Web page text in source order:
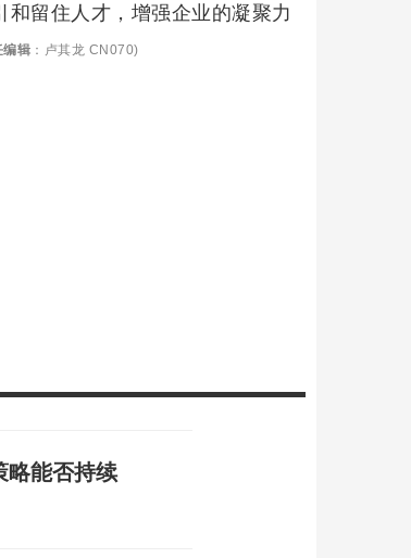
留住人才，增强企业的凝聚力
编辑 ：卢其龙 CN070)
略能否持续